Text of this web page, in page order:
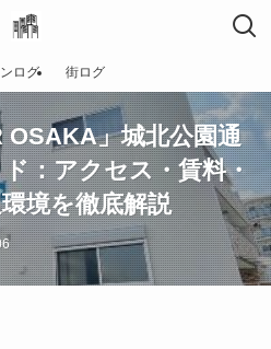
ログ 街ログ
OSAKA」城北公園通
：アクセス・賃料・
境を徹底解説